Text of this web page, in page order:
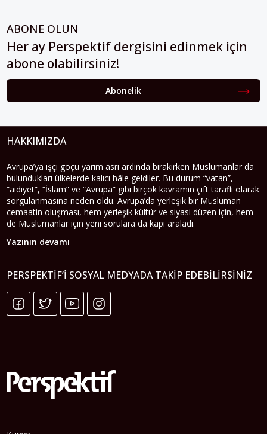
ABONE OLUN
Her ay Perspektif dergisini edinmek için
abone olabilirsiniz!
Abonelik
HAKKIMIZDA
Avrupa’ya işçi göçü yarım asrı ardında bırakırken Müslümanlar da
bulundukları ülkelerde kalıcı hâle geldiler. Bu durum “vatan”,
“aidiyet”, “İslam” ve “Avrupa” gibi birçok kavramın çift taraflı olarak
sorgulanmasına neden oldu. Avrupa’da yerleşik bir Müslüman
cemaatin oluşması, hem yerleşik kültür ve siyasi düzen için, hem
de Müslümanlar için yeni sorulara da kapı araladı.
Yazının devamı
PERSPEKTIF’I SOSYAL MEDYADA TAKIP EDEBILIRSINIZ